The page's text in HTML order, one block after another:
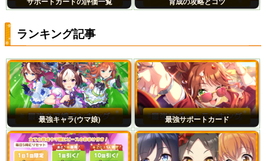
ランキング記事
最強キャラ(ウマ娘) 最強サポートカード